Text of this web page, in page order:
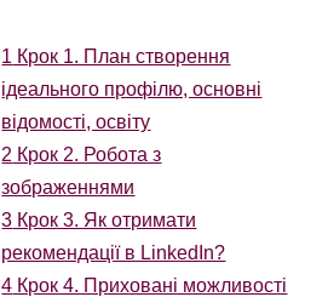
1 Крок 1. План створення
ідеального профілю, основні
відомості, освіту
2 Крок 2. Робота з
зображеннями
3 Крок 3. Як отримати
рекомендації в LinkedIn?
4 Крок 4. Приховані можливості